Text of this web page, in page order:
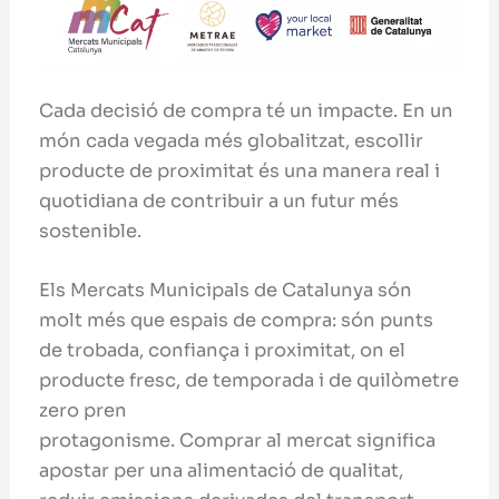
Cada decisió de compra té un impacte. En un
món cada vegada més globalitzat, escollir
producte de proximitat és una manera real i
quotidiana de contribuir a un futur més
sostenible.
Els Mercats Municipals de Catalunya són
molt més que espais de compra: són punts
de trobada, confiança i proximitat, on el
producte fresc, de temporada i de quilòmetre
zero pren
protagonisme. Comprar al mercat significa
apostar per una alimentació de qualitat,